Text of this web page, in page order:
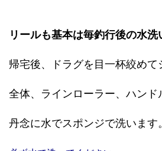
リールも基本は毎釣行後の水洗
帰宅後、ドラグを目一杯絞めて
全体、ラインローラー、ハンド
丹念に水でスポンジで洗います。